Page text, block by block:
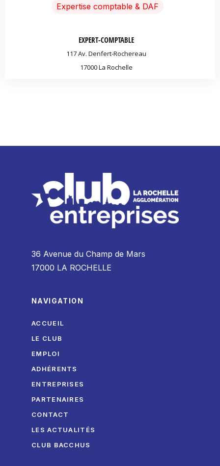
Expertise comptable & DAF
EXPERT-COMPTABLE
117 Av. Denfert-Rochereau
17000 La Rochelle
36 Avenue du Champ de Mars
17000 LA ROCHELLE
NAVIGATION
ACCUEIL
LE CLUB
EMPLOI
ADHÉRENTS
ENTREPRISES
PARTENAIRES
CONTACT
LES ACTUALITÉS
CLUB BACCHUS